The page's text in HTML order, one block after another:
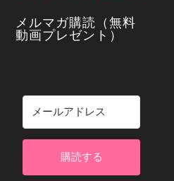
メルマガ購読（無料
動画プレゼント）
購読する